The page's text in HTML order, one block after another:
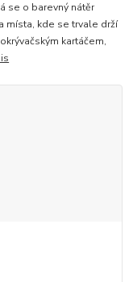
se o barevný nátěr
místa, kde se trvale drží
kartáčem,